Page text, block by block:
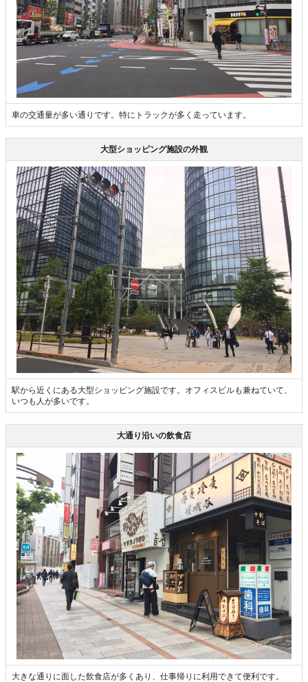
車の交通量が多い通りです。特にトラックが多く走っています。
大型ショッピング施設の外観
駅から近くにある大型ショッピング施設です。オフィスビルも兼ねていて、
いつも人が多いです。
大通り沿いの飲食店
大きな通りに面した飲食店が多くあり、仕事帰りに利用できて便利です。